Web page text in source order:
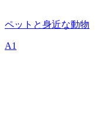
ペットと身近な動物
A1